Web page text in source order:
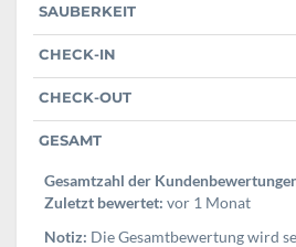
SAUBERKEIT
CHECK-IN
CHECK-OUT
GESAMT
Gesamtzahl der
Zuletzt bewertet: vor 1 Monat
Notiz: Die Gesamtbewertung wird